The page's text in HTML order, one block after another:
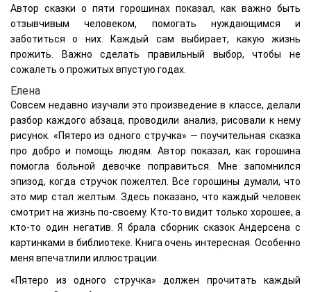
Автор сказки о пяти горошинах показал, как важно быть
отзывчивым человеком, помогать нуждающимся и
заботиться о них. Каждый сам выбирает, какую жизнь
прожить. Важно сделать правильный выбор, чтобы не
сожалеть о прожитых впустую годах.
Елена
Совсем недавно изучали это произведение в классе, делали
разбор каждого абзаца, проводили анализ, рисовали к нему
рисунок. «Пятеро из одного стручка» — поучительная сказка
про добро и помощь людям. Автор показал, как горошина
помогла больной девочке поправиться. Мне запомнился
эпизод, когда стручок пожелтел. Все горошины думали, что
это мир стал желтым. Здесь показано, что каждый человек
смотрит на жизнь по-своему. Кто-то видит только хорошее, а
кто-то один негатив. Я брала сборник сказок Андерсена с
картинками в библиотеке. Книга очень интересная. Особенно
меня впечатлили иллюстрации.
«Пятеро из одного стручка» должен прочитать каждый